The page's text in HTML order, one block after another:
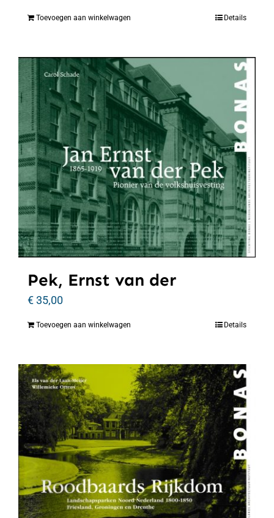
Toevoegen aan winkelwagen Details
Pek, Ernst van der
€35,00
Toevoegen aan winkelwagen Details